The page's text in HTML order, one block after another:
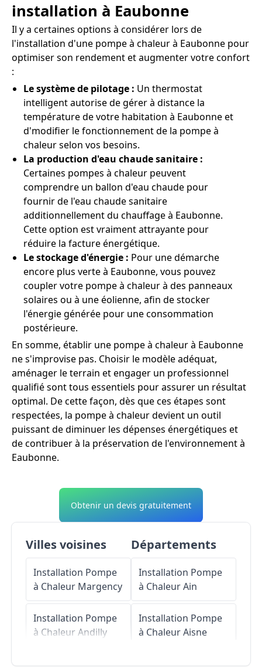
installation à Eaubonne
Il y a certaines options à considérer lors de
l'installation d'une pompe à chaleur à Eaubonne pour
optimiser son rendement et augmenter votre confort
:
Le système de pilotage : Un thermostat
intelligent autorise de gérer à distance la
température de votre habitation à Eaubonne et
d'modifier le fonctionnement de la pompe à
chaleur selon vos besoins.
La production d'eau chaude sanitaire :
Certaines pompes à chaleur peuvent
comprendre un ballon d'eau chaude pour
fournir de l'eau chaude sanitaire
additionnellement du chauffage à Eaubonne.
Cette option est vraiment attrayante pour
réduire la facture énergétique.
Le stockage d'énergie : Pour une démarche
encore plus verte à Eaubonne, vous pouvez
coupler votre pompe à chaleur à des panneaux
solaires ou à une éolienne, afin de stocker
l'énergie générée pour une consommation
postérieure.
En somme, établir une pompe à chaleur à Eaubonne
ne s'improvise pas. Choisir le modèle adéquat,
aménager le terrain et engager un professionnel
qualifié sont tous essentiels pour assurer un résultat
optimal. De cette façon, dès que ces étapes sont
respectées, la pompe à chaleur devient un outil
puissant de diminuer les dépenses énergétiques et
de contribuer à la préservation de l'environnement à
Eaubonne.
Obtenir un devis gratuitement
Villes voisines
Installation Pompe
à Chaleur Margency
Installation Pompe
à ChaleurAndilly
Installation Pompe
Départements
Installation Pompe
à ChaleurAin
Installation Pompe
à ChaleurAisne
Installation Pompe